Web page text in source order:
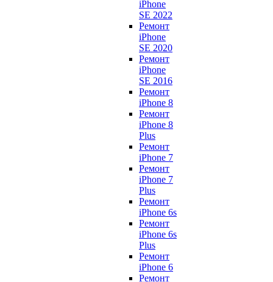
iPhone
SE 2022
Ремонт
iPhone
SE 2020
Ремонт
iPhone
SE 2016
Ремонт
iPhone 8
Ремонт
iPhone 8
Plus
Ремонт
iPhone 7
Ремонт
iPhone 7
Plus
Ремонт
iPhone 6s
Ремонт
iPhone 6s
Plus
Ремонт
iPhone 6
Ремонт